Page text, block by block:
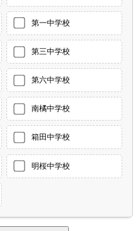
第一中学校
第三中学校
第六中学校
南橘中学校
箱田中学校
明桜中学校